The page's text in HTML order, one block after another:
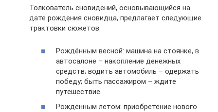
Толкователь сновидений, основывающийся на
дате рождения сновидца, предлагает следующие
трактовки сюжетов.
Рождённым весной: машина на стоянке, в
автосалоне – накопление денежных
средств; водить автомобиль – одержать
победу; быть пассажиром – ждите
путешествие.
Рождённым летом: приобретение нового